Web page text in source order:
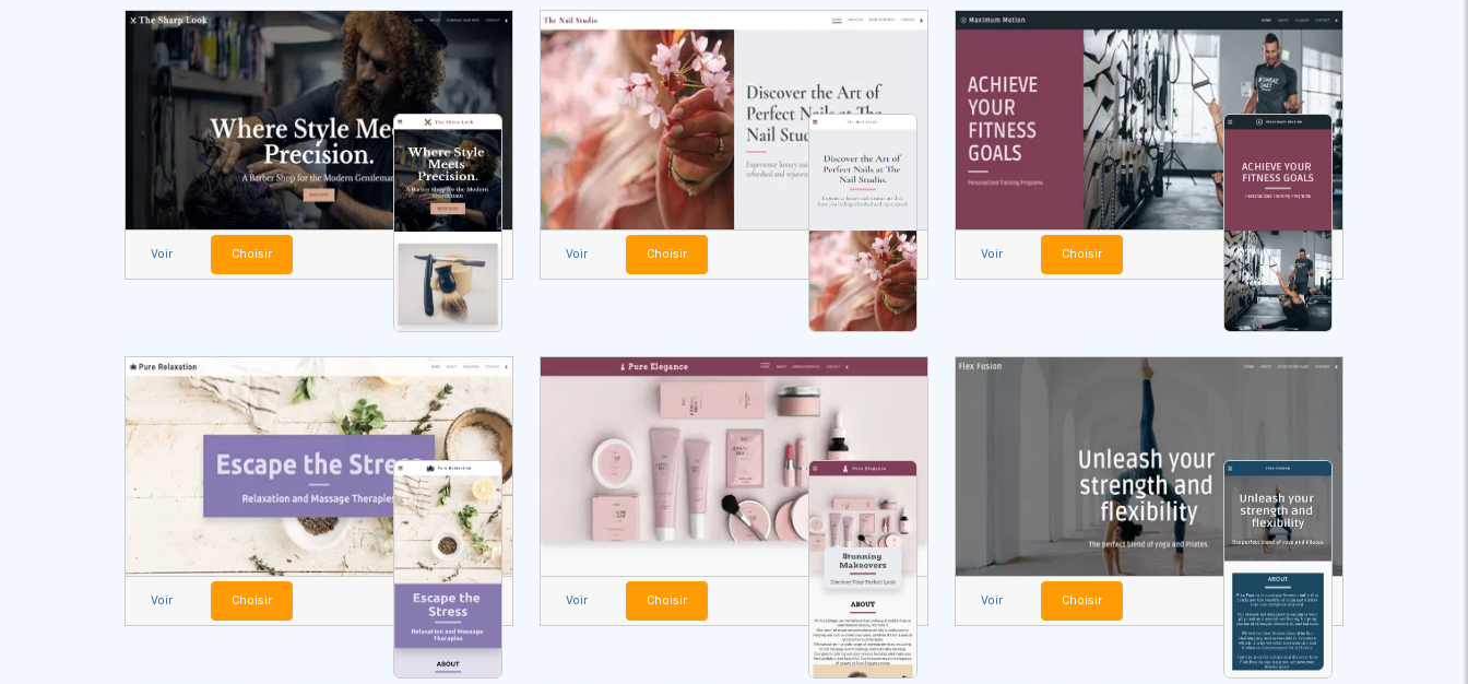
Voir Choisir Voir Choisir Voir Choisir
Voir Choisir Voir Choisir Voir Choisir